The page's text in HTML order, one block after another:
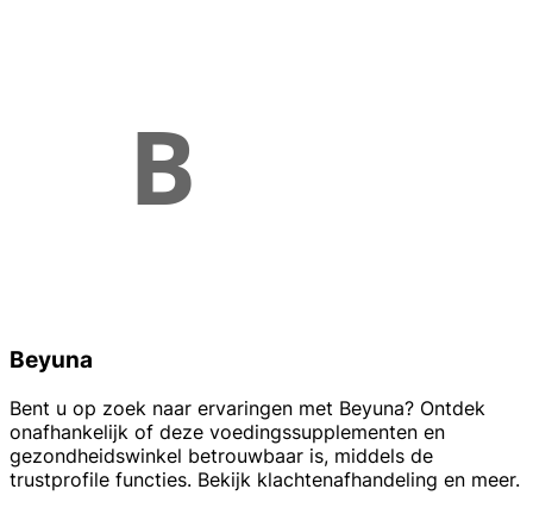
Beyuna
Bent u op zoek naar ervaringen met Beyuna? Ontdek
onafhankelijk of deze voedingssupplementen en
gezondheidswinkel betrouwbaar is, middels de
trustprofile functies. Bekijk klachtenafhandeling en meer.